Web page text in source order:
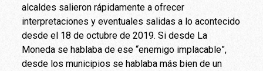
alcaldes salieron rápidamente a ofrecer
interpretaciones y eventuales salidas a lo acontecido
desde el 18 de octubre de 2019. Si desde La
Moneda se hablaba de ese “enemigo implacable”,
desde los municipios se hablaba más bien de un